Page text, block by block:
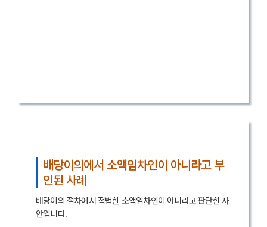
배당이의에서 소액임차인이 아니라고 부
인된 사례
배당이의 절차에서 적법한 소액임차인이 아니라고 판단한 사
안입니다.